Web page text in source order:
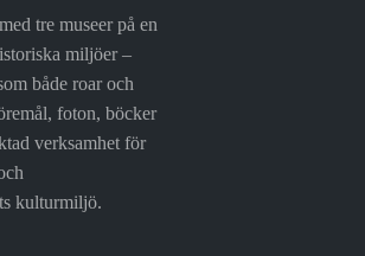
tre museer på en
miljöer –
både roar och
foton, böcker
verksamhet för
kulturmiljö.